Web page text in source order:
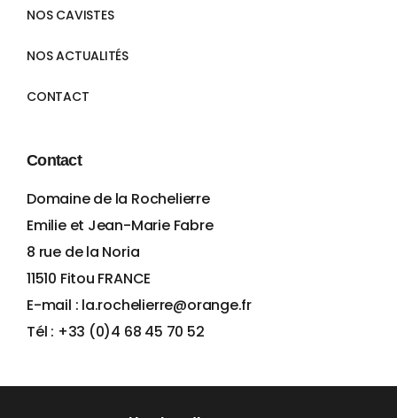
NOS CAVISTES
NOS ACTUALITÉS
CONTACT
Contact
Domaine de la Rochelierre
Emilie et Jean-Marie Fabre
8 rue de la Noria
11510 Fitou FRANCE
E-mail : la.rochelierre@orange.fr
Tél : +33 (0)4 68 45 70 52